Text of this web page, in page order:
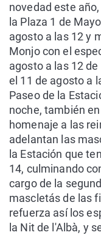
novedad este
la Plaza 1 de
agosto a las 12 y
Monjo con el
agosto a las 12
el 11 de agosto a
Paseo de la
noche, también
homenaje a las
adelantan las
la Estación que
14, culminando
cargo de la
mascletás de las
refuerza así los
la Nit de l'Albà, y